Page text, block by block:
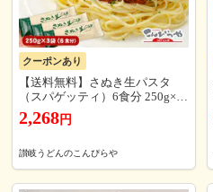
クーポンあり
【送料無料】さぬき生パスタ
（スパゲッティ）6食分 250g×3
袋 セット 生パスタ 送料無料 ポ
スト投函便での配送 3セット以
着時間短縮】【着日指定】【着
時間指定】が可能！
2,268円
讃岐うどんのこんぴらや